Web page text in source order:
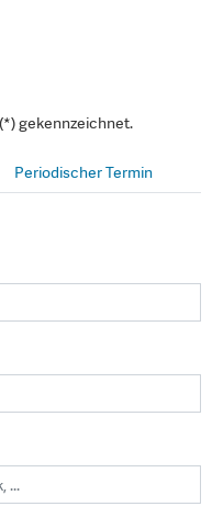
gekennzeichnet.
Periodischer Termin